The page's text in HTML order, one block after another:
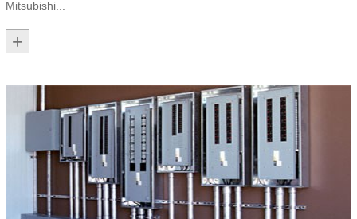
Mitsubishi...